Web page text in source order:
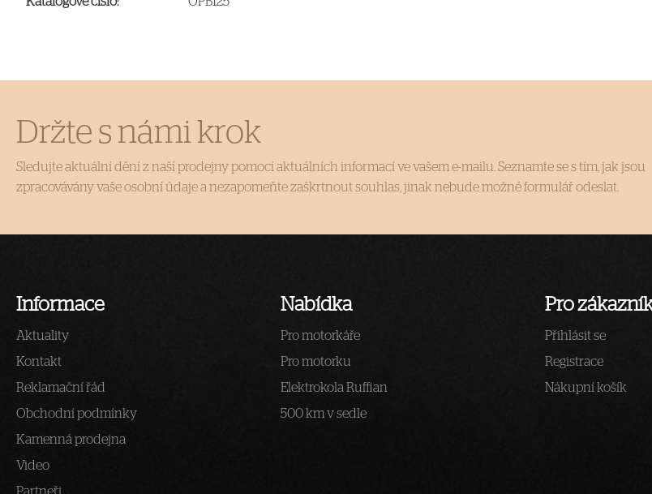
Držte s námi krok
Sledujte aktuální dění z naší prodejny pomocí aktuálních informací ve vašem e-mailu. Seznamte se s tím, jak jsou
zpracovávány vaše osobní údaje a nezapomeňte zaškrtnout souhlas, jinak nebude možné formulář odeslat.
Informace
Aktuality
Kontakt
Reklamační řád
Obchodní podmínky
Kamenná prodejna
Video
Nabídka
Pro motorkáře
Pro motorku
Elektrokola Ruffian
500 km v sedle
Pro
Přihlásit se
Registrace
Nákupní košík